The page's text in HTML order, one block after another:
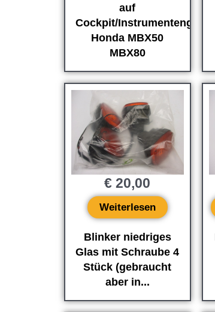
auf
Cockpit/
Honda MBX50
MBX80
Blinker niedriges
Glas mit Schraube 4
Stück (gebraucht
aber in...
€ 20,00
Weiterlesen